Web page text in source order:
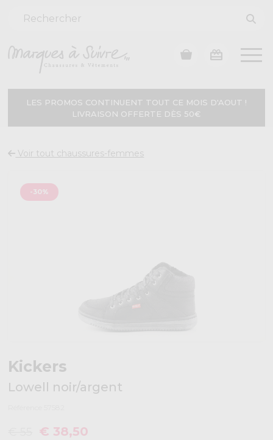
LES PROMOS CONTINUENT TOUT CE MOIS D'AOUT !
LIVRAISON OFFERTE DÈS 50€
Voir tout chaussures-femmes
-30%
Kickers
Lowell noir/argent
€ 38,50